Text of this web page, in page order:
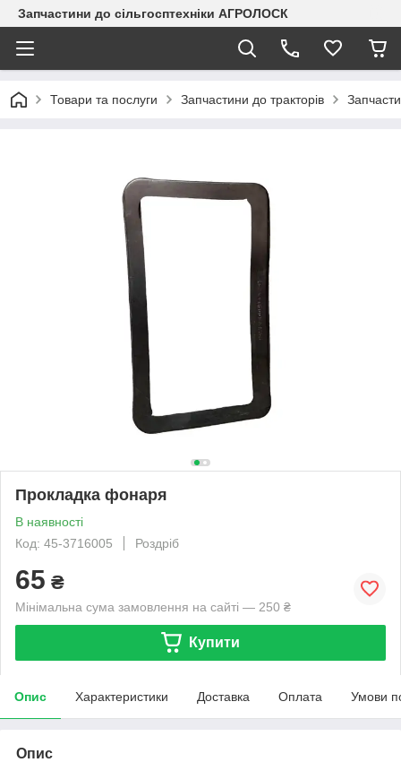
Запчастини до сільгосптехніки АГРОЛОСК
Товари та послуги Запчастини до тракторів
Прокладка фонаря
В наявності
Код: 45-3716005
Роздріб
65 ₴
Мінімальна сума замовлення на сайті — 250 ₴
Купити
Опис Характеристики Доставка Оплата Умови
Опис